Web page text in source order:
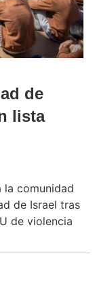
de
lista
la comunidad
de Israel tras
de violencia